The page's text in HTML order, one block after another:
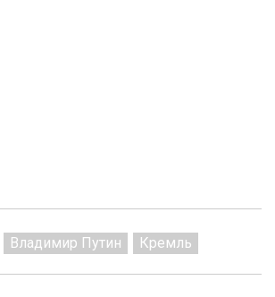
Владимир Путин Кремль